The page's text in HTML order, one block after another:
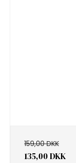
159,00 DKK
135,00 DKK